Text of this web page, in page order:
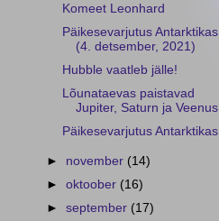
Komeet Leonhard
Päikesevarjutus Antarktikas
(4. detsember, 2021)
Hubble vaatleb jälle!
Lõunataevas paistavad
Jupiter, Saturn ja Veenus
Päikesevarjutus Antarktikas
► november (14)
►oktoober (16)
►september (17)